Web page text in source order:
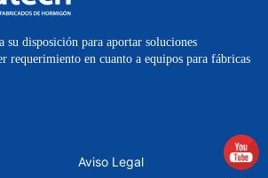
su disposición para aportar soluciones
requerimiento en cuanto a equipos para fábricas
Aviso Legal